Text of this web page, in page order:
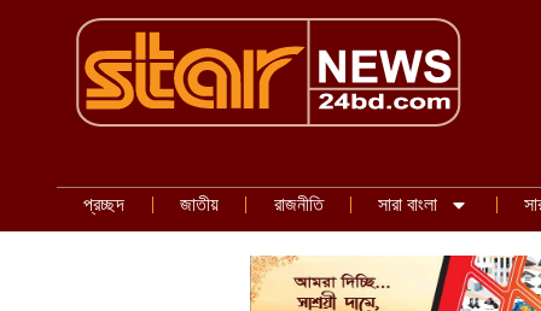
প্রচ্ছদ জাতীয় রাজনীতি সারা বাংলা